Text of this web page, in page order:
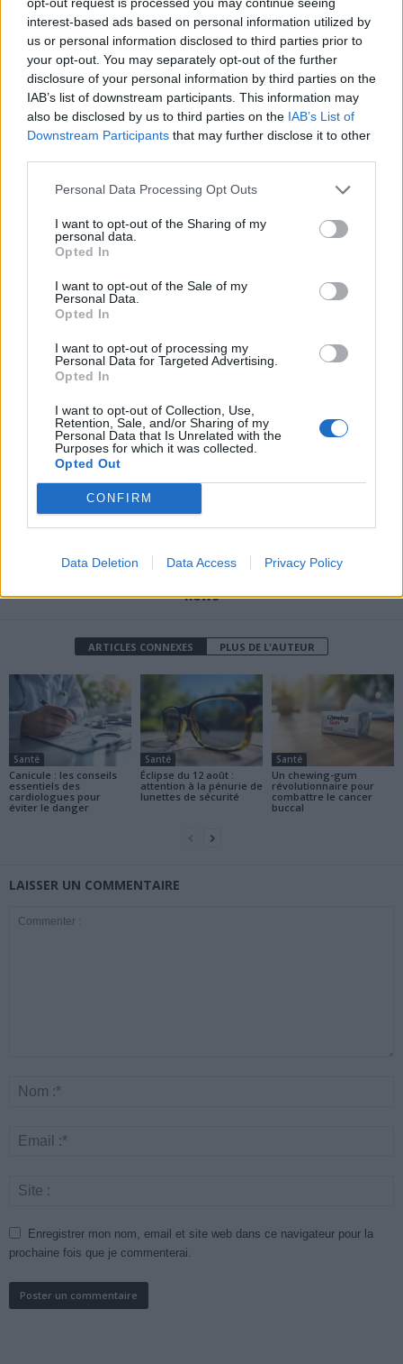
interest-based ads based on personal information utilized by
us or personal information disclosed to third parties prior to
your opt-out. You may separately opt-out of the further
disclosure of your personal information by third parties on the
IAB’s list of downstream participants. This information may
also be disclosed by us to third parties on the IAB’s List of
Downstream Participants that may further disclose it to other
Personal Data Processing Opt Outs
I want to opt-out of the Sharing of my
personal data.
Opted In
I want to opt-out of the Sale of my
Personal Data.
Opted In
I want to opt-out of processing my
Personal Data for Targeted Advertising.
Opted In
I want to opt-out of Collection, Use,
Retention, Sale, and/or Sharing of my
Personal Data that Is Unrelated with the
Purposes for which it was collected.
Opted Out
CONFIRM
Data Deletion Data Access Privacy Policy
Ceux qui ne supportent pas de marcher à jeun peuvent faire 10 à
15 minutes de marche modérée dans la demi-heure suivant les
repas, pour atténuer les pics de glycémie. Il est aussi possible de
diviser la marche en plusieurs courtes sorties dans la journée. La
pratique régulière permet d’obtenir des bénéfices cardio-
métaboliques dès 2 500 à 2 600 pas par jour, avec un plateau
autour de 6 000 à 8 000 pas. Cependant, certaines personnes,
comme celles sous insuline, les femmes enceintes ou celles
souffrant de maladies cardiaques ou de troubles du comportement
cette activité.
Article précédent
Solution Anti-Dépression
Rapide pour Seniors
vieillissement et les
maladies chroniques
news
ARTICLES CONNEXES PLUS DE L'AUTEUR
Santé
Canicule : les conseils
essentiels des
cardiologues pour
éviter le danger
Santé
Éclipse du 12 août :
attention à la pénurie de
lunettes de sécurité
Santé
Un chewing-gum
révolutionnaire pour
combattre le cancer
buccal
LAISSER UN COMMENTAIRE
Enregistrer mon nom, email et site web dans ce navigateur pour la
prochaine fois que je commenterai.